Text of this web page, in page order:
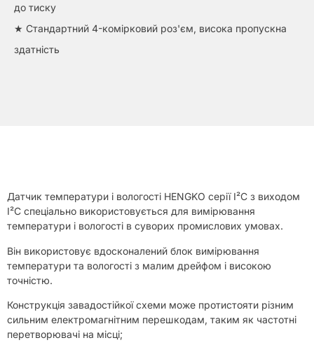
до тиску
★ Стандартний 4-комірковий роз'єм, висока пропускна
здатність
Датчик температури і вологості HENGKO серії I²C з виходом
I²C спеціально використовується для вимірювання
температури і вологості в суворих промислових умовах.
Він використовує вдосконалений блок вимірювання
температури та вологості з малим дрейфом і високою
точністю.
Конструкція завадостійкої схеми може протистояти різним
сильним електромагнітним перешкодам, таким як частотні
перетворювачі на місці;